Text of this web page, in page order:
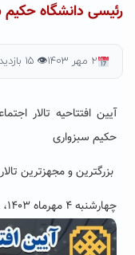
رئیسی دانشگاه حکیم
۲ مهر ۱۴۰۳ 👁 ۱۵ بازدید
حکیم سبزواری
بزرگترین و مجهزترین
چهارشنبه ۴ مهرماه ۱۴۰۳، ساعت